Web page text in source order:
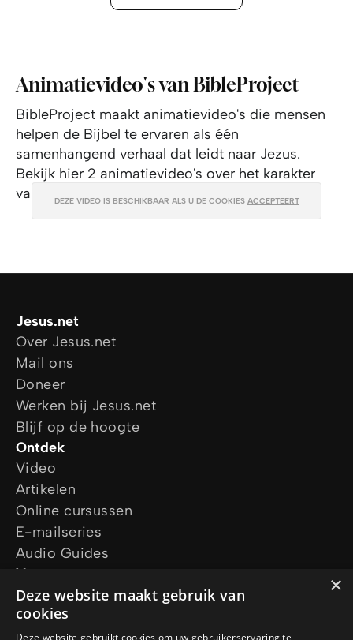
Animatievideo's van BibleProject
BibleProject maakt animatievideo's die mensen
helpen de Bijbel te ervaren als één
samenhangend verhaal dat leidt naar Jezus.
Bekijk hier 2 animatievideo's over het karakter
van God:DEZE VIDEO IS BESCHIKBAAR ALS U DE COOKIES ACCEPTEERT
DEZE VIDEO IS BESCHIKBAAR ALS U DE COOKIES ACCEPTEERT
Jesus.net
Over Jesus.net
Mail ons
Doneer
Werken bij Jesus.net
Blijf op de hoogte
Ontdek
Video
Artikelen
Online cursussen
E-mailseries
Audio Guides
Vraag ons
Ik wil gebed
Ik heb een vraag
×
Deze website maakt gebruik van
cookies
Deze website gebruikt cookies om uw gebruikerservaring te